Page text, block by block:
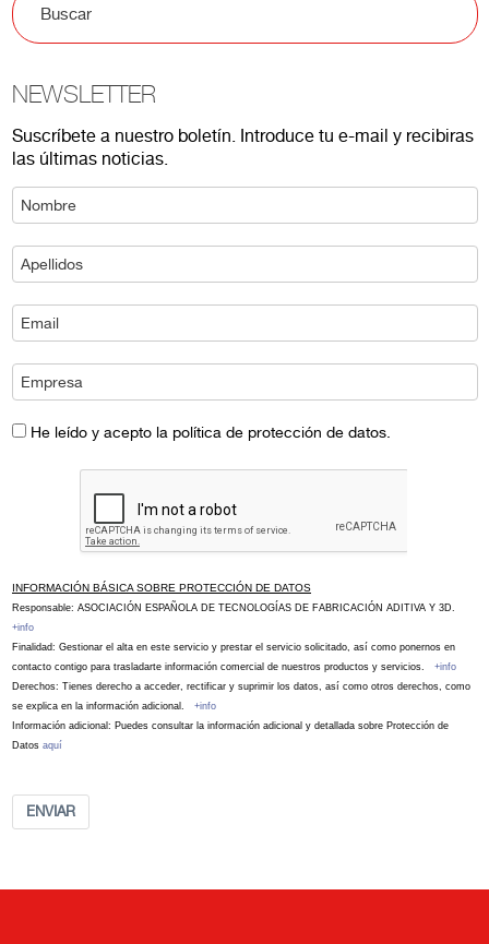
NEWSLETTER
Suscríbete a nuestro boletín. Introduce tu e-mail y recibiras
las últimas noticias.
He leído y acepto la política de protección de datos.
INFORMACIÓN BÁSICA SOBRE PROTECCIÓN DE DATOS
Responsable: ASOCIACIÓN ESPAÑOLA DE TECNOLOGÍAS DE FABRICACIÓN ADITIVA Y 3D.
+info
Finalidad: Gestionar el alta en este servicio y prestar el servicio solicitado, así como ponernos en
contacto contigo para trasladarte información comercial de nuestros productos y servicios. +info
Derechos: Tienes derecho a acceder, rectificar y suprimir los datos, así como otros derechos, como
se explica en la información adicional. +info
Información adicional: Puedes consultar la información adicional y detallada sobre Protección de
Datos aquí
ENVIAR